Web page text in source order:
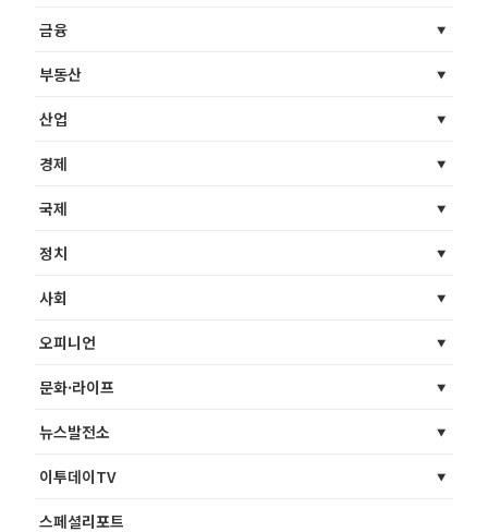
금융
부동산
산업
경제
국제
정치
사회
오피니언
문화·라이프
뉴스발전소
이투데이TV
스페셜리포트